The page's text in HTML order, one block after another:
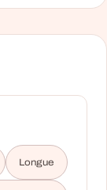
Longue